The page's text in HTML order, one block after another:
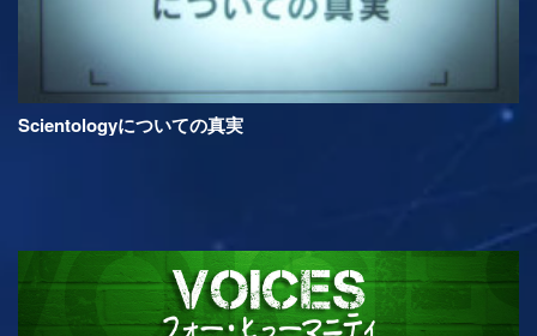
Scientologyについての真実